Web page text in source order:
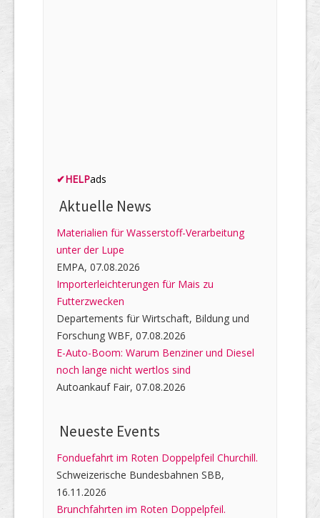
✔HELPads
Aktuelle News
Materialien für Wasserstoff-Verarbeitung
unter der Lupe
EMPA, 07.08.2026
Importerleichterungen für Mais zu
Futterzwecken
Departements für Wirtschaft, Bildung und
Forschung WBF, 07.08.2026
E-Auto-Boom: Warum Benziner und Diesel
noch lange nicht wertlos sind
Autoankauf Fair, 07.08.2026
Neueste Events
Fonduefahrt im Roten Doppelpfeil Churchill.
Schweizerische Bundesbahnen SBB,
16.11.2026
Brunchfahrten im Roten Doppelpfeil.